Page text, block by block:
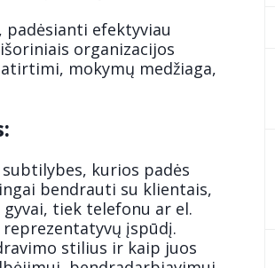
padėsianti efektyviau
organizacijos
mokymų medžiaga,
kurios padės
bendrauti su klientais,
tiek telefonu ar el.
įspūdį.
stilius ir kaip juos